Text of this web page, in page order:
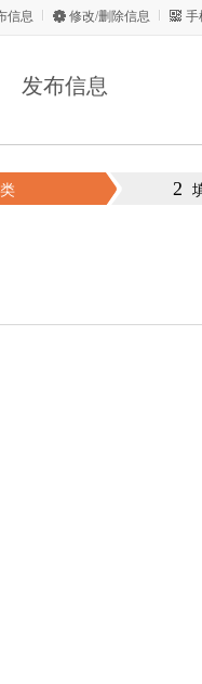
信息 修改/删除信息 手
发布信息
2